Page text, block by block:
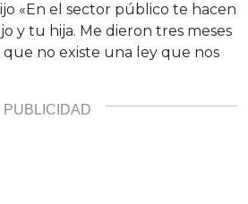
«En el sector público te hacen
y tu hija. Me dieron tres meses
que no existe una ley que nos